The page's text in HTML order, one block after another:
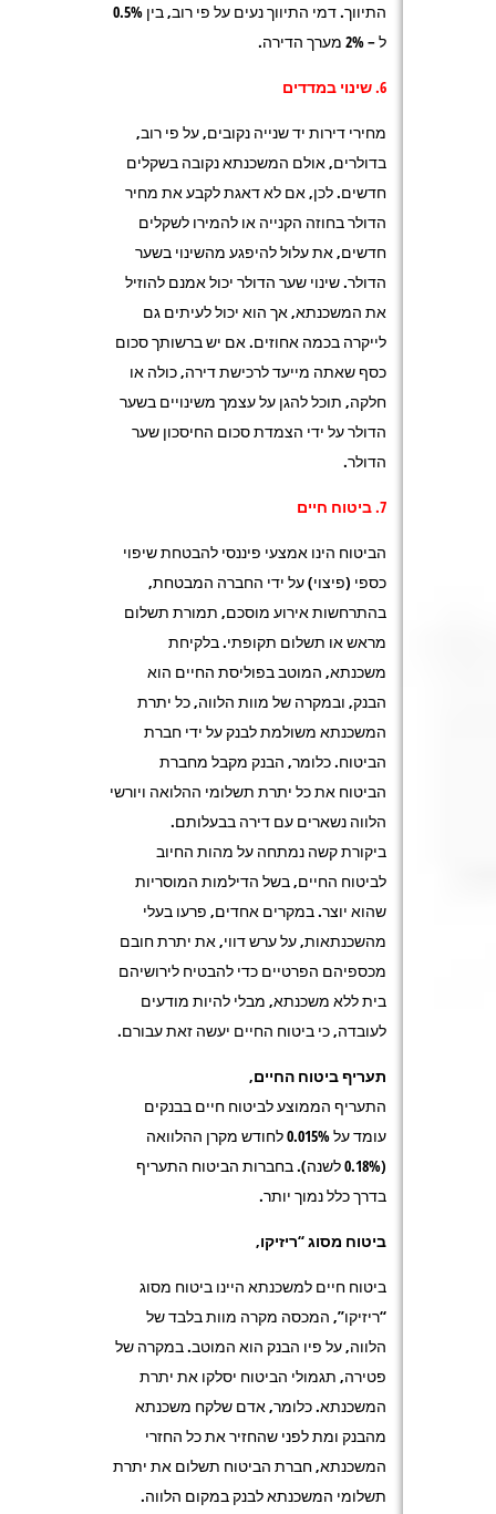
התיווך. דמי התיווך נעים על פי רוב, בין 0.5%
ל – 2% מערך הדירה.
6. שינוי במדדים
מחירי דירות יד שנייה נקובים, על פי רוב,
בדולרים, אולם המשכנתא נקובה בשקלים
חדשים. לכן, אם לא דאגת לקבע את מחיר
הדולר בחוזה הקנייה או להמירו לשקלים
חדשים, את עלול להיפגע מהשינוי בשער
הדולר. שינוי שער הדולר יכול אמנם להוזיל
את המשכנתא, אך הוא יכול לעיתים גם
לייקרה בכמה אחוזים. אם יש ברשותך סכום
כסף שאתה מייעד לרכישת דירה, כולה או
חלקה, תוכל להגן על עצמך משינויים בשער
הדולר על ידי הצמדת סכום החיסכון שער
הדולר.
7. ביטוח חיים
הביטוח הינו אמצעי פיננסי להבטחת שיפוי
כספי (פיצוי) על ידי החברה המבטחת,
בהתרחשות אירוע מוסכם, תמורת תשלום
מראש או תשלום תקופתי. בלקיחת
משכנתא, המוטב בפוליסת החיים הוא
הבנק, ובמקרה של מוות הלווה, כל יתרת
המשכנתא משולמת לבנק על ידי חברת
הביטוח. כלומר, הבנק מקבל מחברת
הביטוח את כל יתרת תשלומי ההלואה ויורשי
הלווה נשארים עם דירה בבעלותם.
ביקורת קשה נמתחה על מהות החיוב
לביטוח החיים, בשל הדילמות המוסריות
שהוא יוצר. במקרים אחדים, פרעו בעלי
מהשכנתאות, על ערש דווי, את יתרת חובם
מכספיהם הפרטיים כדי להבטיח לירושיהם
בית ללא משכנתא, מבלי להיות מודעים
לעובדה, כי ביטוח החיים יעשה זאת עבורם.
תעריף ביטוח החיים,
התעריף הממוצע לביטוח חיים בבנקים
עומד על 0.015% לחודש מקרן ההלוואה
(0.18% לשנה). בחברות הביטוח התעריף
בדרך כלל נמוך יותר.
ביטוח מסוג “ריזיקו,
ביטוח חיים למשכנתא היינו ביטוח מסוג
“ריזיקו”, המכסה מקרה מוות בלבד של
הלווה, על פיו הבנק הוא המוטב. במקרה של
פטירה, תגמולי הביטוח יסלקו את יתרת
המשכנתא. כלומר, אדם שלקח משכנתא
מהבנק ומת לפני שהחזיר את כל החזרי
המשכנתא, חברת הביטוח תשלום את יתרת
תשלומי המשכנתא לבנק במקום הלווה.